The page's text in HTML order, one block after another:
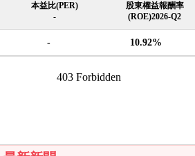
本益比(PER)
-
股東權益報酬率
(ROE)2026-Q2
- 10.92%